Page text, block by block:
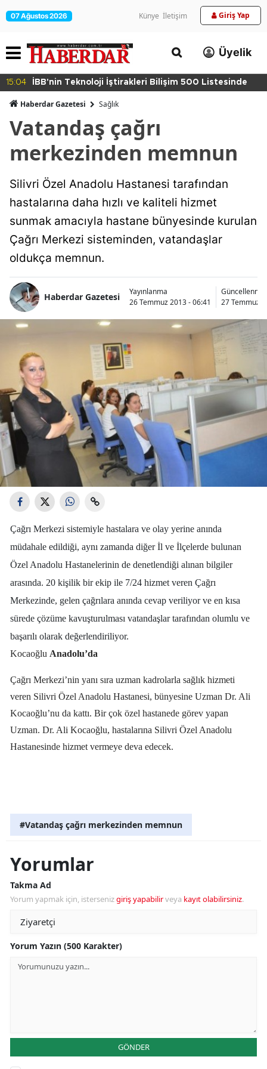
07 Ağustos 2026 Künye İletişim Giriş Yap
Üyelik
15:04 İBB'nin Teknoloji İştirakleri Bilişim 500 Listesinde
Haberdar Gazetesi Sağlık
Vatandaş çağrı
merkezinden memnun
Silivri Özel Anadolu Hastanesi tarafından
hastalarına daha hızlı ve kaliteli hizmet
sunmak amacıyla hastane bünyesinde kurulan
Çağrı Merkezi sisteminden, vatandaşlar
oldukça memnun.
Haberdar Gazetesi
Yayınlanma
26 Temmuz 2013 - 06:41
Güncellenme
27 Temmuz
Çağrı Merkezi sistemiyle hastalara ve olay yerine anında
müdahale edildiği, aynı zamanda diğer İl ve İlçelerde bulunan
Özel Anadolu Hastanelerinin de denetlendiği alınan bilgiler
arasında. 20 kişilik bir ekip ile 7/24 hizmet veren Çağrı
Merkezinde, gelen çağrılara anında cevap veriliyor ve en kısa
sürede çözüme kavuşturulması vatandaşlar tarafından olumlu ve
başarılı olarak değerlendiriliyor.
Kocaoğlu Anadolu’da
Çağrı Merkezi’nin yanı sıra uzman kadrolarla sağlık hizmeti
veren Silivri Özel Anadolu Hastanesi, bünyesine Uzman Dr. Ali
Kocaoğlu’nu da kattı. Bir çok özel hastanede görev yapan
Uzman. Dr. Ali Kocaoğlu, hastalarına Silivri Özel Anadolu
Hastanesinde hizmet vermeye deva edecek.
#Vatandaş çağrı merkezinden memnun
Yorumlar
Takma Ad
Yorum yapmak için, istersenizgiriş yapabilirveya kayıt olabilirsiniz.
Yorum Yazın (500 Karakter)
GÖNDER